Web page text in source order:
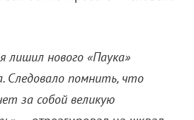
лишил нового «Паука»
Следовало помнить, что
за собой великую